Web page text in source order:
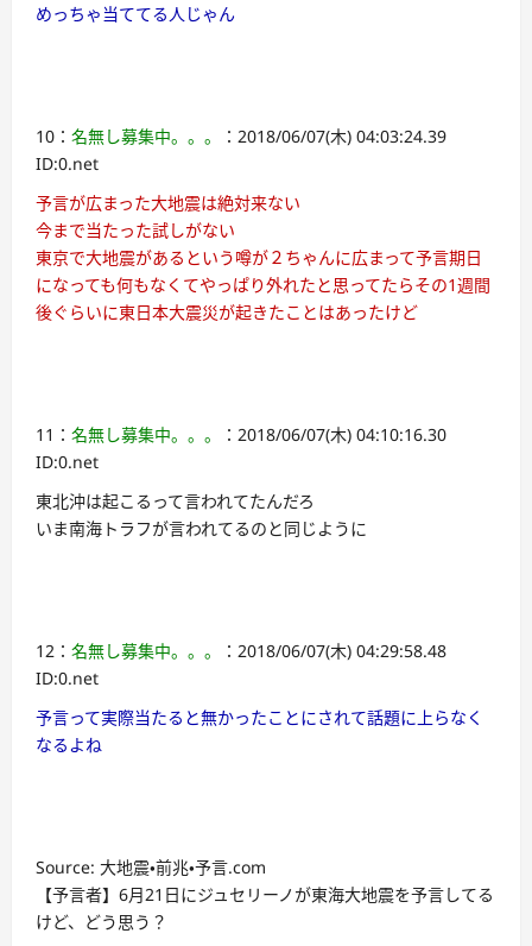
めっちゃ当ててる人じゃん
10： 名無し募集中。。。
：2018/06/07(木) 04:03:24.39
ID:0.net
予言が広まった大地震は絶対来ない
今まで当たった試しがない
東京で大地震があるという噂が２ちゃんに広まって予言期日
になっても何もなくてやっぱり外れたと思ってたらその1週間
後ぐらいに東日本大震災が起きたことはあったけど
11： 名無し募集中。。。
：2018/06/07(木) 04:10:16.30
ID:0.net
東北沖は起こるって言われてたんだろ
いま南海トラフが言われてるのと同じように
12： 名無し募集中。。。
：2018/06/07(木) 04:29:58.48
ID:0.net
予言って実際当たると無かったことにされて話題に上らなく
なるよね
Source: 大地震・前兆・予言.com
【予言者】6月21日にジュセリーノが東海大地震を予言してる
けど、どう思う？